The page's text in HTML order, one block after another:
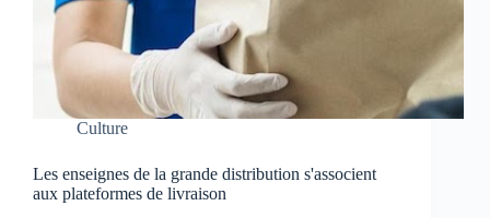
Culture
Les enseignes de la grande distribution s'associent
aux plateformes de livraison